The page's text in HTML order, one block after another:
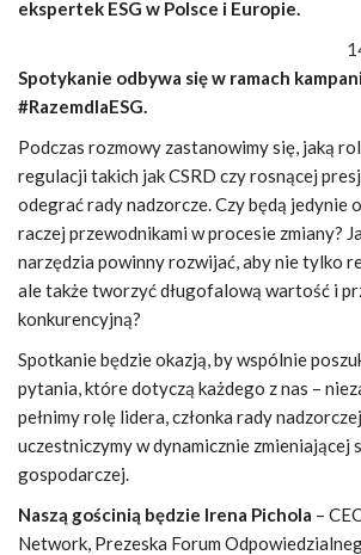
ekspertek ESG w Polsce i Europie.
Spotykanie odbywa się w ramach
#RazemdlaESG.
Podczas rozmowy zastanowimy się, jaką
regulacji takich jak CSRD czy rosnącej
odegrać rady nadzorcze. Czy będą jedynie
raczej przewodnikami w procesie zmiany?
narzędzia powinny rozwijać, aby nie tylko
ale także tworzyć długofalową wartość i
konkurencyjną?
Spotkanie będzie okazją, by wspólnie
pytania, które dotyczą każdego z nas –
pełnimy rolę lidera, członka rady
uczestniczymy w dynamicznie zmieniającej
gospodarczej.
Naszą gościnią będzie Irena Pichola –
Network, Prezeska Forum